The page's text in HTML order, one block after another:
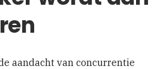
aandacht van concurrentie